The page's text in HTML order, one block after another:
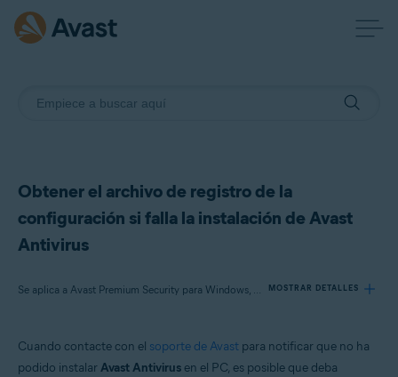
Obtener el archivo de registro de la
configuración si falla la instalación de Avast
Antivirus
Se aplica a Avast Premium Security para Windows, Avast Free Antivirus para Windows MOSTRAR DETALLES
Cuando contacte con el soporte de Avast para notificar que no ha
podido instalarAvast Antivirus en el PC, es posible que deba